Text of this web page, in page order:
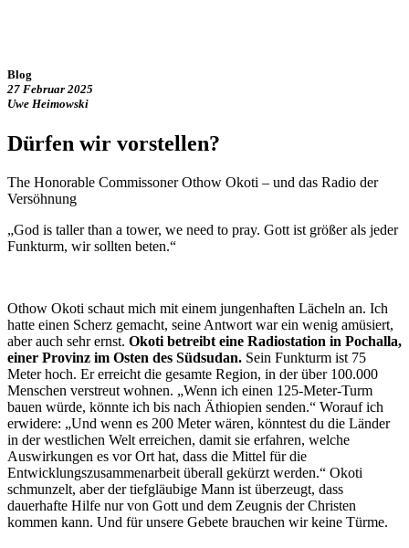
Blog
27 Februar 2025
Uwe Heimowski
Dürfen wir vorstellen?
The Honorable Commissoner Othow Okoti – und das Radio der
Versöhnung
„God is taller than a tower, we need to pray. Gott ist größer als jeder
Funkturm, wir sollten beten.“
Othow Okoti schaut mich mit einem jungenhaften Lächeln an. Ich
hatte einen Scherz gemacht, seine Antwort war ein wenig amüsiert,
aber auch sehr ernst. Okoti betreibt eine Radiostation in Pochalla,
einer Provinz im Osten des Südsudan. Sein Funkturm ist 75
Meter hoch. Er erreicht die gesamte Region, in der über 100.000
Menschen verstreut wohnen. „Wenn ich einen 125-Meter-Turm
bauen würde, könnte ich bis nach Äthiopien senden.“ Worauf ich
erwidere: „Und wenn es 200 Meter wären, könntest du die Länder
in der westlichen Welt erreichen, damit sie erfahren, welche
Auswirkungen es vor Ort hat, dass die Mittel für die
Entwicklungszusammenarbeit überall gekürzt werden.“ Okoti
schmunzelt, aber der tiefgläubige Mann ist überzeugt, dass
dauerhafte Hilfe nur von Gott und dem Zeugnis der Christen
kommen kann. Und für unsere Gebete brauchen wir keine Türme.